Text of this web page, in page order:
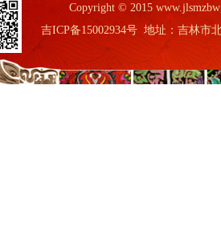
Copyright © 2015
吉ICP备15002934号 地址：吉林市